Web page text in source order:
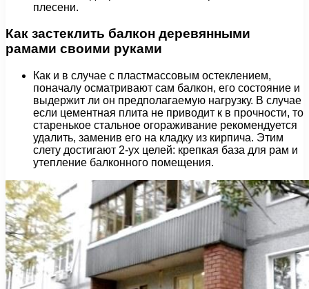
плесени.
Как застеклить балкон деревянными
рамами своими руками
Как и в случае с пластмассовым остеклением,
поначалу осматривают сам балкон, его состояние и
выдержит ли он предполагаемую нагрузку. В случае
если цементная плита не приводит к в прочности, то
старенькое стальное огораживание рекомендуется
удалить, заменив его на кладку из кирпича. Этим
слету достигают 2-ух целей: крепкая база для рам и
утепление балконного помещения.